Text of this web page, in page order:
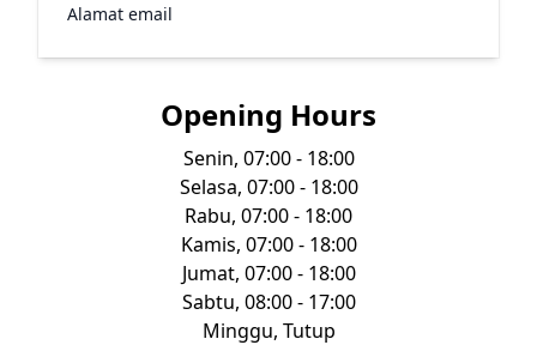
Alamat email
Opening Hours
Senin, 07:00 - 18:00
Selasa, 07:00 - 18:00
Rabu, 07:00 - 18:00
Kamis, 07:00 - 18:00
Jumat, 07:00 - 18:00
Sabtu, 08:00 - 17:00
Minggu, Tutup